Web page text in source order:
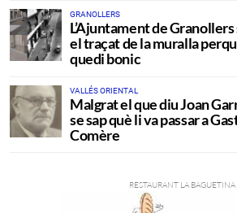
GRANOLLERS
L’Ajuntament de Granollers
el traçat de la muralla
quedi bonic
VALLÉS ORIENTAL
Malgrat el que diu Joan
se sap què li va passar a
Comère